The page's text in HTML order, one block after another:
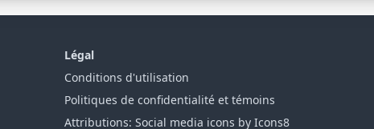
Légal
Conditions d'utilisation
Politiques de confidentialité et témoins
Attributions: Social media icons by Icons8